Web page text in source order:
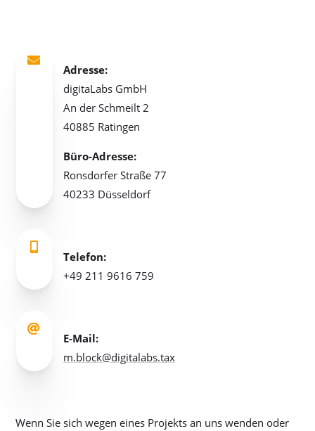

Adresse:
digitaLabs GmbH
An der Schmeilt 2
40885 Ratingen
Büro-Adresse:
Ronsdorfer Straße 77
40233 Düsseldorf

Telefon:
+49 211 9616 759

E-Mail:
m.block@digitalabs.tax
Wenn Sie sich wegen eines Projekts an uns wenden oder